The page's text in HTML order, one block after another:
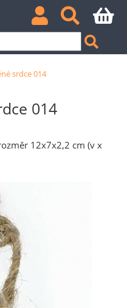
srdce 014
014
12x7x2,2 cm (v x